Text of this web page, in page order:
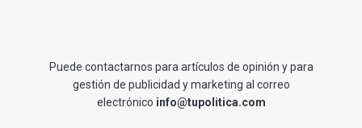
Puede contactarnos para artículos de opinión y para
gestión de publicidad y marketing al correo
electrónico info@tupolitica.com